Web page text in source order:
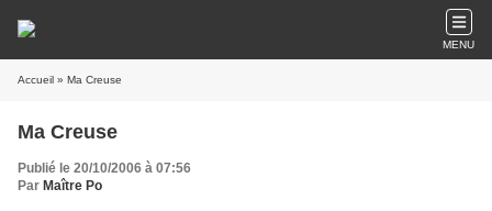
MENU
Accueil » Ma Creuse
Ma Creuse
Publié le 20/10/2006 à 07:56
Par Maître Po